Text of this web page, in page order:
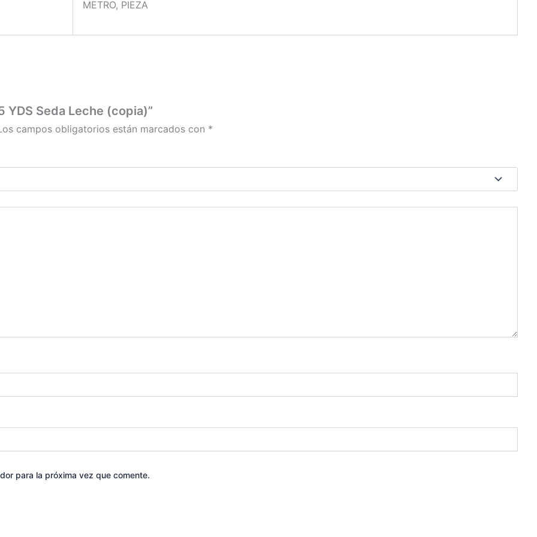
METRO, PIEZA
YDS Seda Leche (copia)”
campos obligatorios están marcados con *
para la próxima vez que comente.